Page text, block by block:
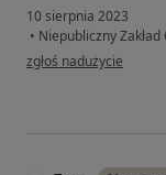
10 sierpnia 2023
• Niepubliczny
w opinii użytkownika
zgłoś nadużycie